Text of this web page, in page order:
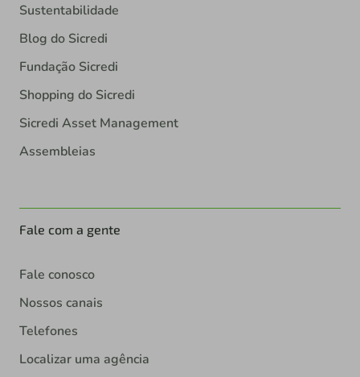
Sustentabilidade
Blog do Sicredi
Fundação Sicredi
Shopping do Sicredi
Sicredi Asset Management
Assembleias
Fale com a gente
Fale conosco
Nossos canais
Telefones
Localizar uma agência